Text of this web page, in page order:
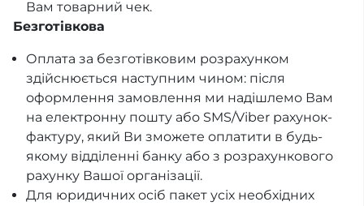
Вам товарний чек.
Безготівкова
Оплата за безготівковим розрахунком
здійснюється наступним чином: після
оформлення замовлення ми надішлемо Вам
на електронну пошту або SMS/Viber рахунок-
фактуру, який Ви зможете оплатити в будь-
якому відділенні банку або з розрахункового
рахунку Вашої організації.
Для юридичних осіб пакет усіх необхідних